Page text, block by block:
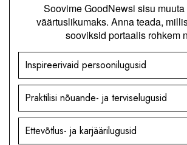
Soovime GoodNewsi sisu
väärtuslikumaks. Anna teada,
sooviksid portaalis rohkem
Inspireerivaid persoonilugusid
Praktilisi nõuande- ja terviselugusid
Ettevõtlus- ja karjäärilugusid